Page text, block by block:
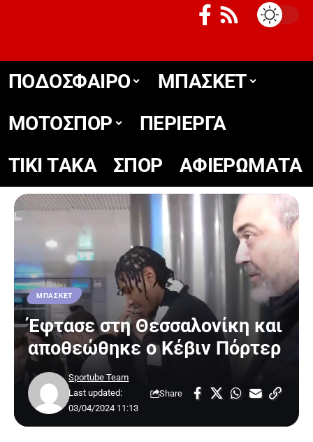
ΠΟΔΟΣΦΑΙΡΟ
ΜΠΑΣΚΕΤ
ΜΟΤΟΣΠΟΡ
ΠΕΡΙΕΡΓΑ
TIKΙ TΑΚΑ
ΣΠΟΡ ΑΦΙΕΡΩΜΑΤΑ
ΜΠΑΣΚΕΤ
Έφτασε στη Θεσσαλονίκη και
αποθεώθηκε ο Κέβιν Πόρτερ
Last updated:
03/04/2024 11:13
Sportube Team
Share